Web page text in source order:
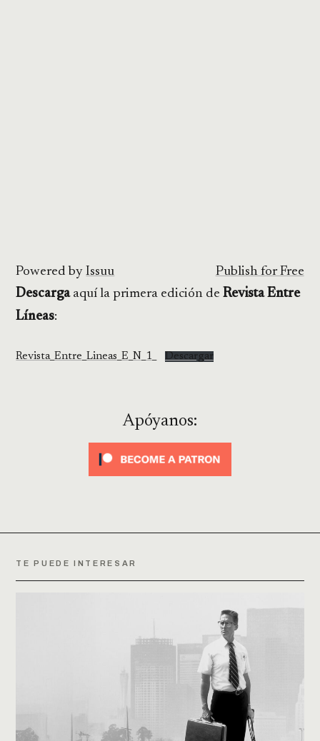
Powered byIssuu
Publish for Free
Descarga aquí la primera edición deRevista Entre
Líneas:
Revista_Entre_Lineas_E_N_1_ Descargar
Apóyanos:
TE PUEDE INTERESAR